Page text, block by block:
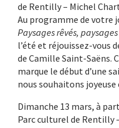
de Rentilly – Michel
Au programme de votre
Paysages rêvés,
l’été et réjouissez-vous
de Camille Saint-Saëns.
marque le début d’une
nous souhaitons
Dimanche 13 mars, à
Parc culturel de Rentilly